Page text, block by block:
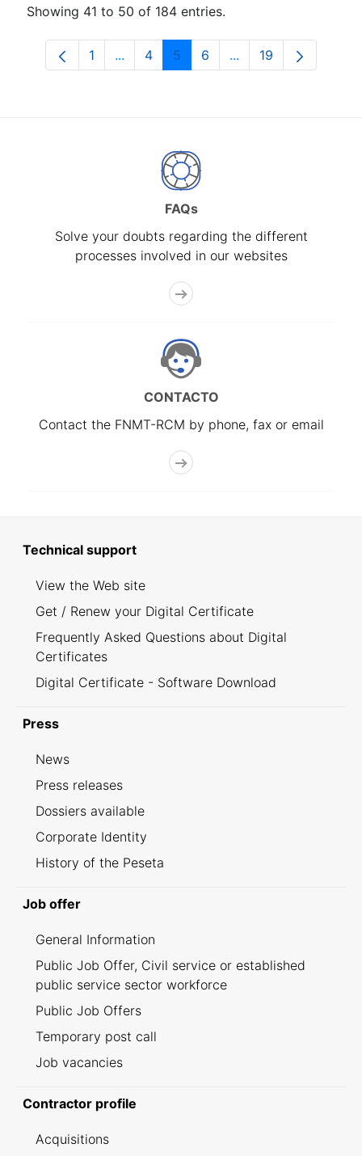
Showing 41 to 50 of 184 entries.
Page
1 ...Intermediate Pages Use TAB to
Page
4 Page
5 Page
6 ...Intermediate Pages
Page
19
FAQs
Solve your doubts regarding the different
processes involved in our websites
CONTACTO
Contact the FNMT-RCM by phone, fax or email
Technical support
View the Web site
Get / Renew your Digital Certificate
Frequently Asked Questions about Digital
Certificates
Digital Certificate - Software Download
Press
News
Press releases
Dossiers available
Corporate Identity
History of the Peseta
Job offer
General Information
Public Job Offer, Civil service or established
public service sector workforce
Public Job Offers
Temporary post call
Job vacancies
Contractor profile
Acquisitions